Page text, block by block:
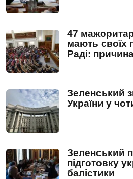
47
мають своїх
Раді:
Зеленський
України у
Зеленський
підготовку
балістики